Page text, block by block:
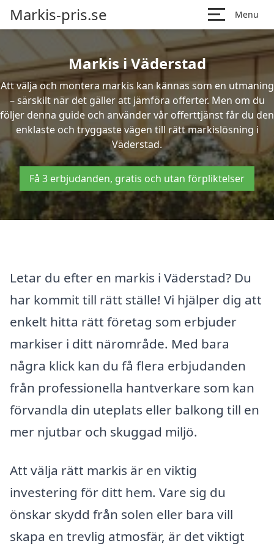
Markis-pris.se Menu
Markis i Väderstad
Att välja och montera markis kan kännas som en utmaning
– särskilt när det gäller att jämföra offerter. Men om du
följer denna guide och använder vår offerttjänst får du den
enklaste och tryggaste vägen till rätt markislösning i
Väderstad.
Få 3 erbjudanden, gratis och utan förpliktelser
Letar du efter en markis i Väderstad? Du
har kommit till rätt ställe! Vi hjälper dig att
enkelt hitta rätt företag som erbjuder
markiser i ditt närområde. Med bara
några klick kan du få flera erbjudanden
från professionella hantverkare som kan
förvandla din uteplats eller balkong till en
mer njutbar och skuggad miljö.
Att välja rätt markis är en viktig
investering för ditt hem. Vare sig du
önskar skydd från solen eller bara vill
skapa en trevlig atmosfär, är det viktigt